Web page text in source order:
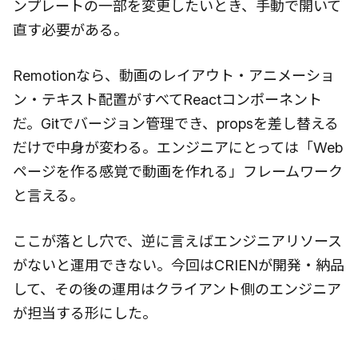
ンプレートの一部を変更したいとき、手動で開いて
直す必要がある。
Remotionなら、動画のレイアウト・アニメーショ
ン・テキスト配置がすべてReactコンポーネント
だ。Gitでバージョン管理でき、propsを差し替える
だけで中身が変わる。エンジニアにとっては「Web
ページを作る感覚で動画を作れる」フレームワーク
と言える。
ここが落とし穴で、逆に言えばエンジニアリソース
がないと運用できない。今回はCRIENが開発・納品
して、その後の運用はクライアント側のエンジニア
が担当する形にした。